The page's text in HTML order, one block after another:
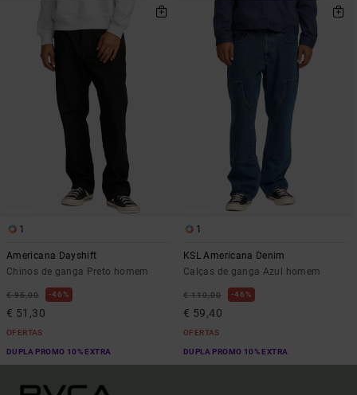
1
Americana Dayshift
Chinos de ganga Preto homem
€ 95,00 46%
€ 51,30
OFERTAS
DUPLA PROMO 10% EXTRA
1
KSL Americana Denim
Calças de ganga Azul homem
€ 110,00 46%
€ 59,40
OFERTAS
DUPLA PROMO 10% EXTRA